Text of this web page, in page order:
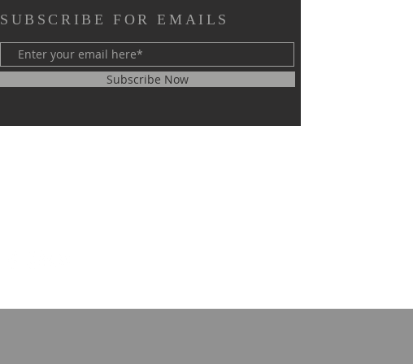
SUBSCRIBE FOR EMAILS
Subscribe Now